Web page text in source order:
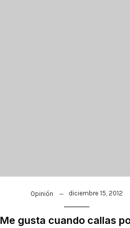
Opinión diciembre 15, 2012
Me gusta cuando callas